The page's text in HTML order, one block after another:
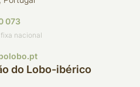
073
nacional
do Lobo-ibérico